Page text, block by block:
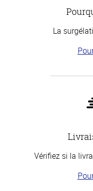
La
Vérifiez si la